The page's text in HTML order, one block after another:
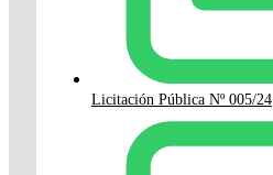
Licitación Pública Nº 005/24